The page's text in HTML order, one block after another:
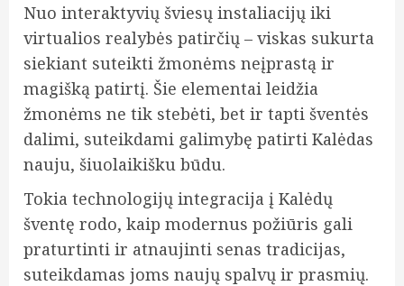
Nuo interaktyvių šviesų instaliacijų iki
virtualios realybės patirčių – viskas sukurta
siekiant suteikti žmonėms neįprastą ir
magišką patirtį. Šie elementai leidžia
žmonėms ne tik stebėti, bet ir tapti šventės
dalimi, suteikdami galimybę patirti Kalėdas
nauju, šiuolaikišku būdu.
Tokia technologijų integracija į Kalėdų
šventę rodo, kaip modernus požiūris gali
praturtinti ir atnaujinti senas tradicijas,
suteikdamas joms naujų spalvų ir prasmių.